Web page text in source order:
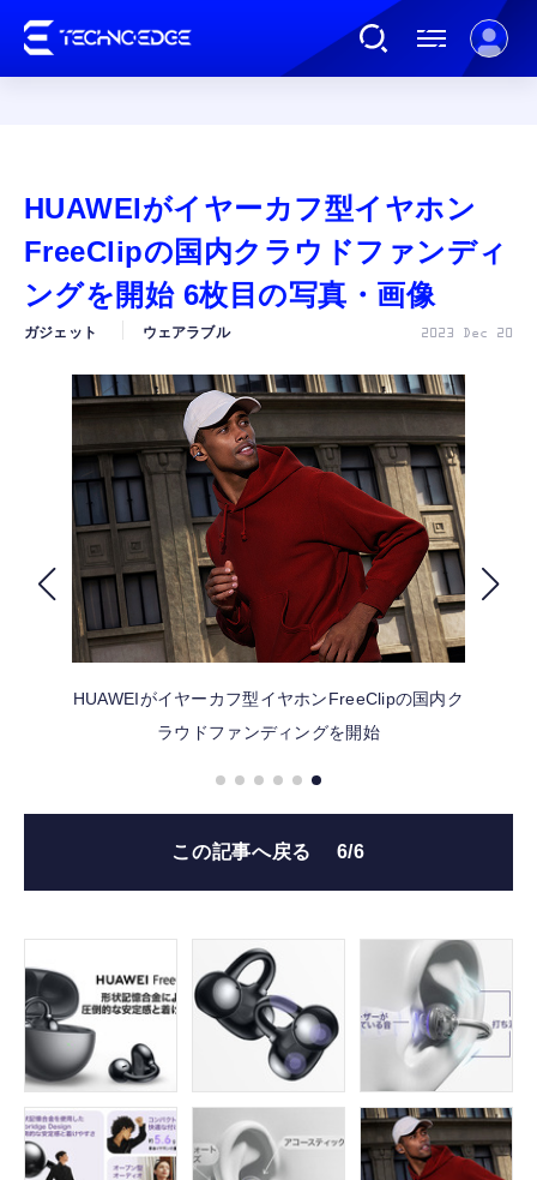
AI
ガジェット
ゲーム
カルチャー
公式ストア
FOLLOW US
HUAWEIがイヤーカフ型イヤホン
FreeClipの国内クラウドファンディ
ングを開始 6枚目の写真・画像
ガジェット ウェアラブル 2023 Dec 20
HUAWEIがイヤーカフ型イヤホンFreeClipの国内ク
ラウドファンディングを開始
この記事へ戻る 6/6